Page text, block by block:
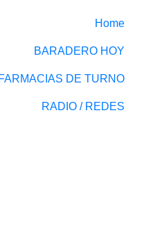
Home
BARADERO HOY
FARMACIAS DE TURNO
RADIO / REDES